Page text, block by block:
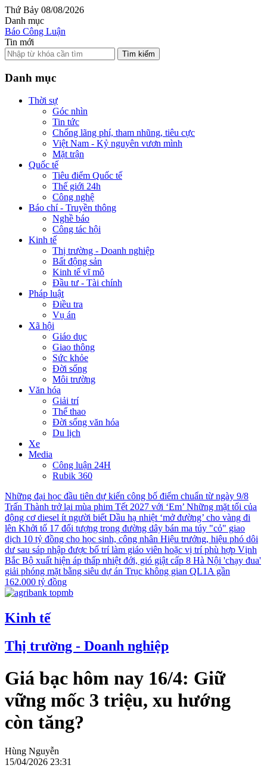
Thứ Bảy 08/08/2026
Danh mục
Báo Công Luận
Tin mới
Tìm kiếm
Danh mục
Thời sự
Góc nhìn
Tin tức
Chống lãng phí, tham nhũng, tiêu cực
Việt Nam - Kỷ nguyên vươn mình
Mặt trận
Quốc tế
Tiêu điểm Quốc tế
Thế giới 24h
Công nghệ
Báo chí - Truyền thông
Nghề báo
Công tác hội
Kinh tế
Thị trường - Doanh nghiệp
Bất động sản
Kinh tế vĩ mô
Đầu tư - Tài chính
Pháp luật
Điều tra
Vụ án
Xã hội
Giáo dục
Giao thông
Sức khỏe
Đời sống
Môi trường
Văn hóa
Giải trí
Thể thao
Đời sống văn hóa
Du lịch
Xe
Media
Công luận 24H
Rubik 360
Những đại học đầu tiên dự kiến công bố điểm chuẩn từ ngày 9/8
Trấn Thành trở lại mùa phim Tết 2027 với ‘Em’ Những mặt tối của
động cơ diesel ít người biếtDầu hạ nhiệt ‘mở đường’ cho vàng đi
lên Khởi tố 17 đối tượng trong đường dây bán ma túy "cỏ" giao
dịch 10 tỷ đồng cho học sinh, công nhân Hiệu trưởng, hiệu phó dôi
dư sau sáp nhập được bố trí làm giáo viên hoặc vị trí phù hợp Vịnh
Bắc Bộ xuất hiện áp thấp nhiệt đới, gió giật cấp 8 Hà Nội 'chạy đua'
giải phóng mặt bằng siêu dự án Trục không gian QL1A gần
162.000 tỷ đồng
Kinh tế
Thị trường - Doanh nghiệp
Giá bạc hôm nay 16/4: Giữ
vững mốc 3 triệu, xu hướng
còn tăng?
Hùng Nguyễn
15/04/2026 23:31